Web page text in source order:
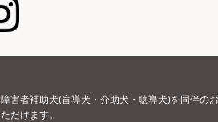
害者補助犬(盲導犬・介助犬・聴導犬)を同伴の
だけます。